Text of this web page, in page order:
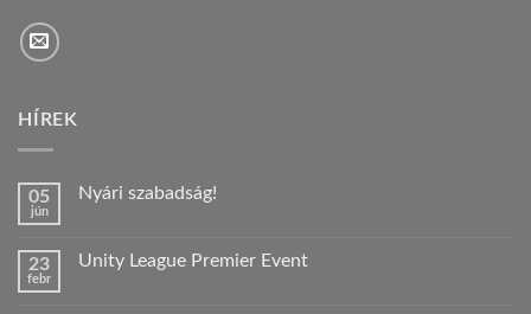
HÍREK
05
jún
Nyári szabadság!
Nyári
23
febr
Unity League Premier Event